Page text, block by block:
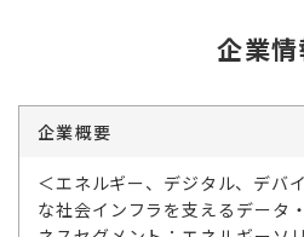
企業情
企業概要
＜エネルギー、デジタル、デバ
な社会インフラを支えるデータ